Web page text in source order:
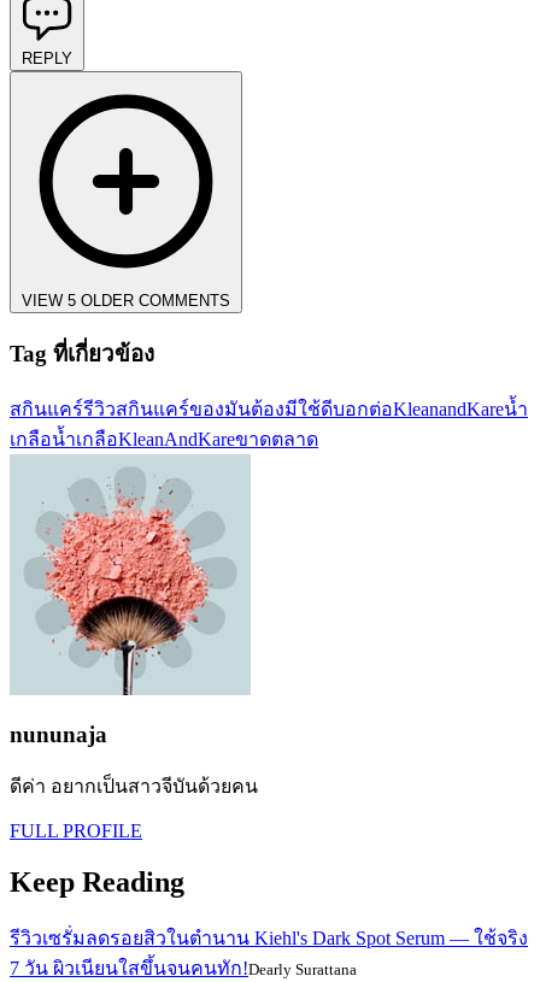
REPLY
VIEW 5 OLDER COMMENTS
Tag ที่เกี่ยวข้อง
สกินแคร์รีวิวสกินแคร์ของมันต้องมีใช้ดีบอกต่อKleanandKareน้ำ
เกลือน้ำเกลือKleanAndKareขาดตลาด
nununaja
ดีค่า อยากเป็นสาวจีบันด้วยคน
FULL PROFILE
Keep Reading
รีวิวเซรั่มลดรอยสิวในตำนาน Kiehl's Dark Spot Serum — ใช้จริง
7 วัน ผิวเนียนใสขึ้นจนคนทัก!Dearly Surattana